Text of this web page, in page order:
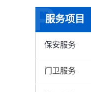
服务项目
P
保安服务
门卫服务